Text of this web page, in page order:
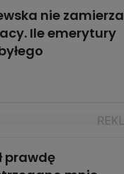
nie zamierza
Ile emerytury
prawdę